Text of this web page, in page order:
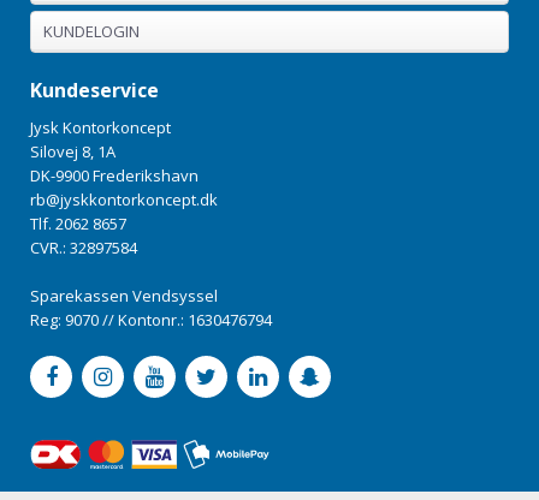
KUNDELOGIN
Kundeservice
Jysk Kontorkoncept
Silovej 8, 1A
DK-9900 Frederikshavn
rb@jyskkontorkoncept.dk
Tlf. 2062 8657
CVR.: 32897584
Sparekassen Vendsyssel
Reg: 9070 // Kontonr.: 1630476794